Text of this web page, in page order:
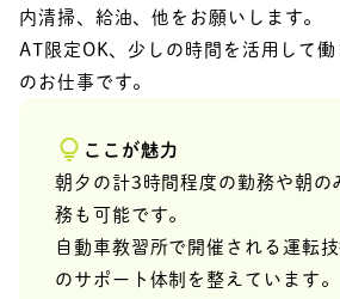
内清掃、給油、他をお願いします。
AT限定OK、少しの時間を活用して
のお仕事です。
ここが魅力
朝夕の計3時間程度の勤務や朝の
務も可能です。
自動車教習所で開催される運転
のサポート体制を整えています。